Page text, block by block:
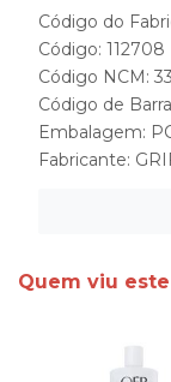
Código do
Código: 112708
Código NCM:
Código de
Embalagem:
Fabricante:
Quem viu